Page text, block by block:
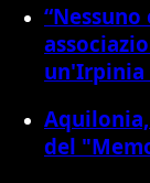
un'Irpinia
del